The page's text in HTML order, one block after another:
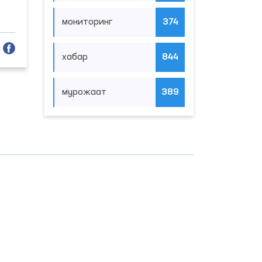
мониторинг 374
хабар 844
мурожаат 389